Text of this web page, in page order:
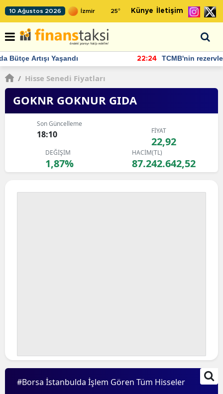
10 Ağustos 2026 25° Künye İletişim
22:24 TCMB'nin rezervlerinde artan momentum devam ediyor
/ Hisse Senedi Fiyatları
GOKNR GOKNUR GIDA
Son Güncelleme
18:10 FİYAT
22,92
DEĞİŞİM
1,87%
HACİM(TL)
87.242.642,52
#Borsa İstanbulda İşlem Gören Tüm Hisseler